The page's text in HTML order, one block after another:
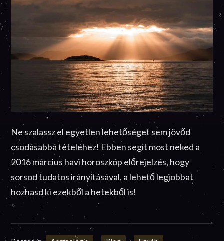
Ne szalassz el egyetlen lehetőséget sem jövőd
csodásabbá tételéhez! Ebben segít most neked a
2016 március havi horoszkóp előrejelzés, hogy
sorsod tudatos irányításával, a lehető legjobbat
hozhasd ki ezekből a hetekből is!